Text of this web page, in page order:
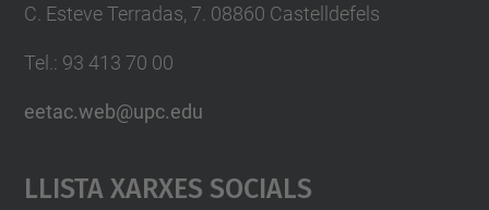
C. Esteve Terradas, 7. 08860 Castelldefels
Tel.: 93 413 70 00
eetac.web@upc.edu
Llista Xarxes Socials